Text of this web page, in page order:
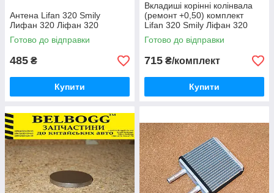
Антена Lifan 320 Smily
Лифан 320 Ліфан 320
Готово до відправки
485 ₴
Купити
Вкладиші корінні колінвала
(ремонт +0,50) комплект
Lifan 320 Smily Ліфан 320
Готово до відправки
715 ₴/комплект
Купити